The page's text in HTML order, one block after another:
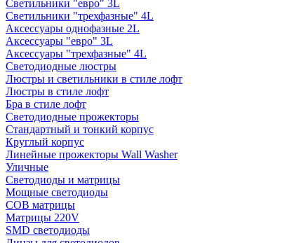
Светильники "евро" 3L
Светильники "трехфазные" 4L
Аксессуары однофазные 2L
Аксессуары "евро" 3L
Аксессуары "трехфазные" 4L
Светодиодные люстры
Люстры и светильники в стиле лофт
Люстры в стиле лофт
Бра в стиле лофт
Светодиодные прожекторы
Стандартный и тонкий корпус
Круглый корпус
Линейные прожекторы Wall Washer
Уличные
Светодиоды и матрицы
Мощные светодиоды
COB матрицы
Матрицы 220V
SMD светодиоды